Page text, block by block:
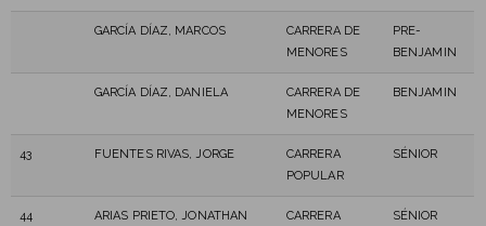
GARCÍA DÍAZ, MARCOS
CARRERA DE
MENORES
PRE-
BENJAMIN
GARCÍA DÍAZ, DANIELA
CARRERA DE
MENORES
BENJAMIN
43 FUENTES RIVAS, JORGE
CARRERA
POPULAR
SÉNIOR
44 ARIAS PRIETO, JONATHAN
CARRERA
SÉNIOR